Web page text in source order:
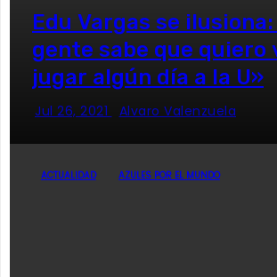
Edu Vargas se
gente sabe que quiero
jugar algún día a la U»
Jul 26, 2021 Alvaro Valenzuela
ACTUALIDAD AZULES POR EL MUNDO